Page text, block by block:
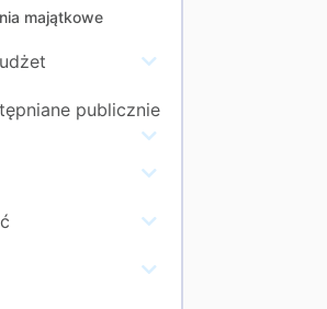
majątkowe
publicznie